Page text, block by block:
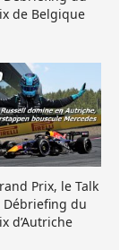
de Belgique
Prix, le Talk
Débriefing du
d’Autriche